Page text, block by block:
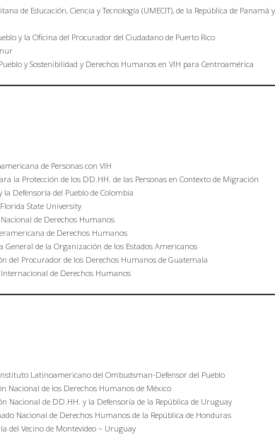
de Educación, Ciencia y Tecnología (UMECIT), de la República de Panamá
y la Oficina del Procurador del Ciudadano de Puerto Rico
y Sostenibilidad y Derechos Humanos en VIH para Centroamérica
de Personas con VIH
la Protección de los DD.HH. de las Personas en Contexto de Migración
Defensoría del Pueblo de Colombia
State University
de Derechos Humanos
de Derechos Humanos
General de la Organización de los Estados Americanos
del Procurador de los Derechos Humanos de Guatemala
de Derechos Humanos
Latinoamericano del Ombudsman-Defensor del Pueblo
Nacional de los Derechos Humanos de México
Nacional de DD.HH. y la Defensoría de la República de Uruguay
Nacional de Derechos Humanos de la República de Honduras
del Vecino de Montevideo – Uruguay